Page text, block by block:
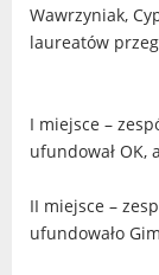
Wawrzyniak,
laureatów
I miejsce –
ufundował OK,
II miejsce –
ufundowało